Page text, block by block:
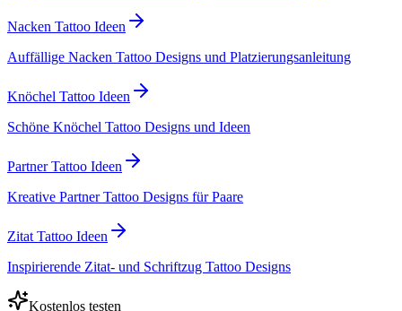
Nacken Tattoo Ideen
Auffällige Nacken Tattoo Designs und Platzierungsanleitung
Knöchel Tattoo Ideen
Schöne Knöchel Tattoo Designs und Ideen
Partner Tattoo Ideen
Kreative Partner Tattoo Designs für Paare
Zitat Tattoo Ideen
Inspirierende Zitat- und Schriftzug Tattoo Designs
Kostenlos testen